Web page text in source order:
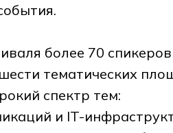
более 70 спикеров
тематических
спектр тем:
и IT-